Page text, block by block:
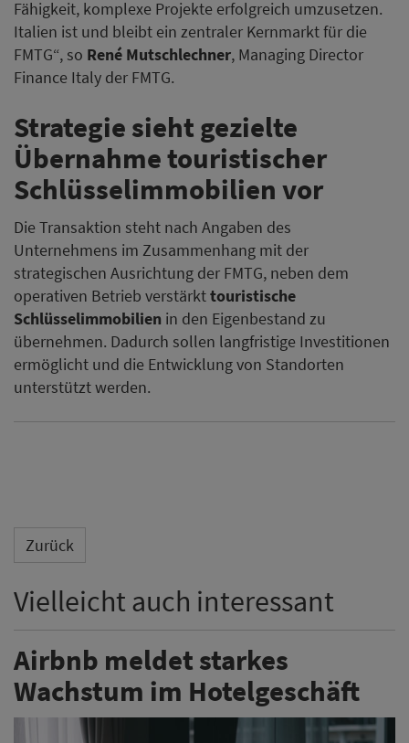
Fähigkeit, komplexe Projekte erfolgreich umzusetzen.
Italien ist und bleibt ein zentraler Kernmarkt für die
FMTG“, so René Mutschlechner, Managing Director
Finance Italy der FMTG.
Strategie sieht gezielte
Übernahme touristischer
Schlüsselimmobilien vor
Die Transaktion steht nach Angaben des
Unternehmens im Zusammenhang mit der
strategischen Ausrichtung der FMTG, neben dem
operativen Betrieb verstärkttouristische
Schlüsselimmobilien in den Eigenbestand zu
übernehmen. Dadurch sollen langfristige Investitionen
ermöglicht und die Entwicklung von Standorten
unterstützt werden.
Zurück
Vielleicht auch interessant
Airbnb meldet starkes
Wachstum im Hotelgeschäft